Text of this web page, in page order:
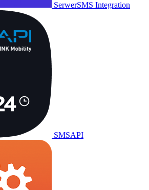
SerwerSMS Integration
SMSAPI